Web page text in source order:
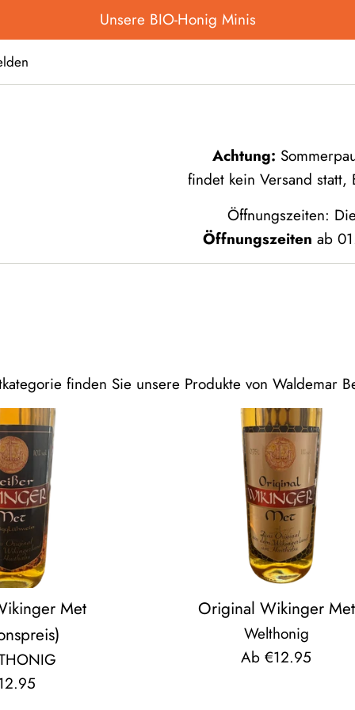
Unsere BIO-Honig Minis
Achtung:
findet kein Versand
Öffnungszeiten:
Öffnungszeiten ab
finden Sie unsere Produkte von Waldemar
Met
Original Wikinger Met
Welthonig
Ab €12.95